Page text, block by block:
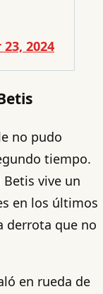
2024
no pudo
tiempo.
vive un
en los últimos
derrota que no
en rueda de